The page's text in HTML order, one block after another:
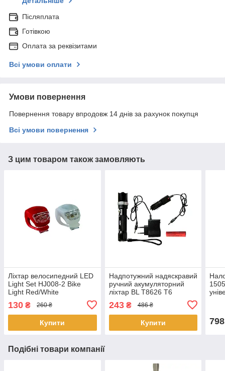
Післяплата
Готівкою
Оплата за реквізитами
Всі умови оплати
Умови повернення
Повернення товару впродовж 14 днів за рахунок покупця
Всі умови повернення
З цим товаром також замовляють
Ліхтар велосипедний LED
Light Set HJ008-2 Bike
Light Red/White
130 ₴ 260 ₴
Купити
Надпотужний надяскравий
ручний акумуляторний
ліхтар BL T8626 T6
Zoom 18650
243₴ 486 ₴
Купити 798
Подібні товари компанії